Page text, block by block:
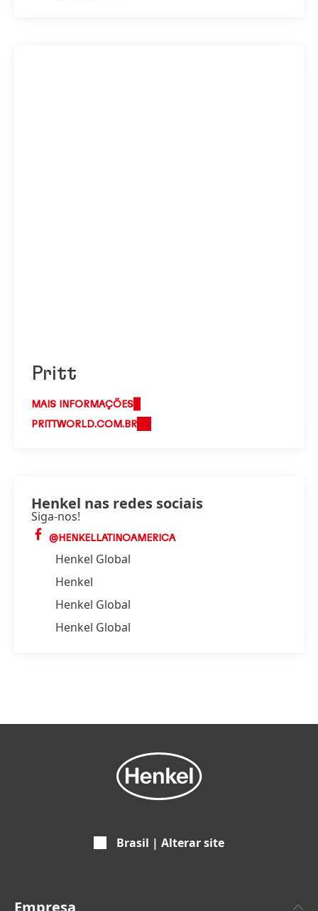
Pritt
MAIS INFORMAÇÕES
PRITTWORLD.COM.BR
Henkel nas redes sociais
Siga-nos!
@HENKELLATINOAMERICA
Henkel Global
Henkel
Henkel Global
Henkel Global
Brasil | Alterar site
Empresa